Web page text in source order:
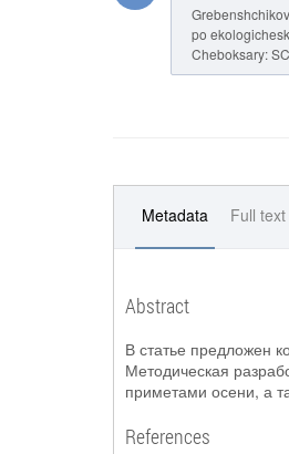
po
Cheboksary:
Metadata Full text
Abstract
В статье предложен
Методическая
приметами осени, а
References